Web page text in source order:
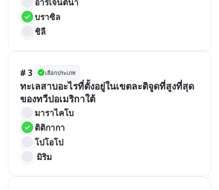
บราซิล
ชิลี
# 3 เลือกประเภท
ทะเลสาบอะไรที่ตั้งอยู่ในเขตละติจูดที่สูงที่สุด
ของทวีปอเมริกาใต้
มาราไคโบ
ติติกากา
โปโอโป
มิริม